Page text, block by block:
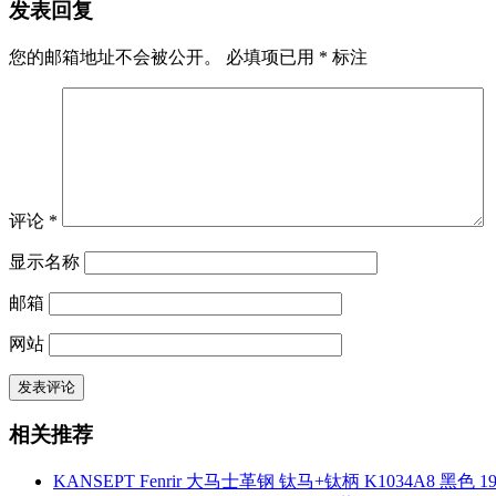
发表回复
您的邮箱地址不会被公开。 必填项已用 * 标注
评论 *
显示名称
邮箱
网站
相关推荐
KANSEPT Fenrir 大马士革钢 钛马+钛柄 K1034A8 黑色